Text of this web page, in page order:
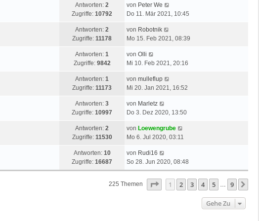
Antworten: 2
Zugriffe: 10792
von Peter We
Do 11. Mär 2021, 10:45
Antworten: 2
Zugriffe: 11178
von Robotnik
Mo 15. Feb 2021, 08:39
Antworten: 1
Zugriffe: 9842
von Olli
Mi 10. Feb 2021, 20:16
Antworten: 1
Zugriffe: 11173
von mulleflup
Mi 20. Jan 2021, 16:52
Antworten: 3
Zugriffe: 10997
von Marletz
Do 3. Dez 2020, 13:50
Antworten: 2
Zugriffe: 11530
von Loewengrube
Mo 6. Jul 2020, 03:11
Antworten: 10
Zugriffe: 16687
von Rudi16
So 28. Jun 2020, 08:48
225 Themen Seite Von
1 2 3 4 5 … 9
Gehe Zu